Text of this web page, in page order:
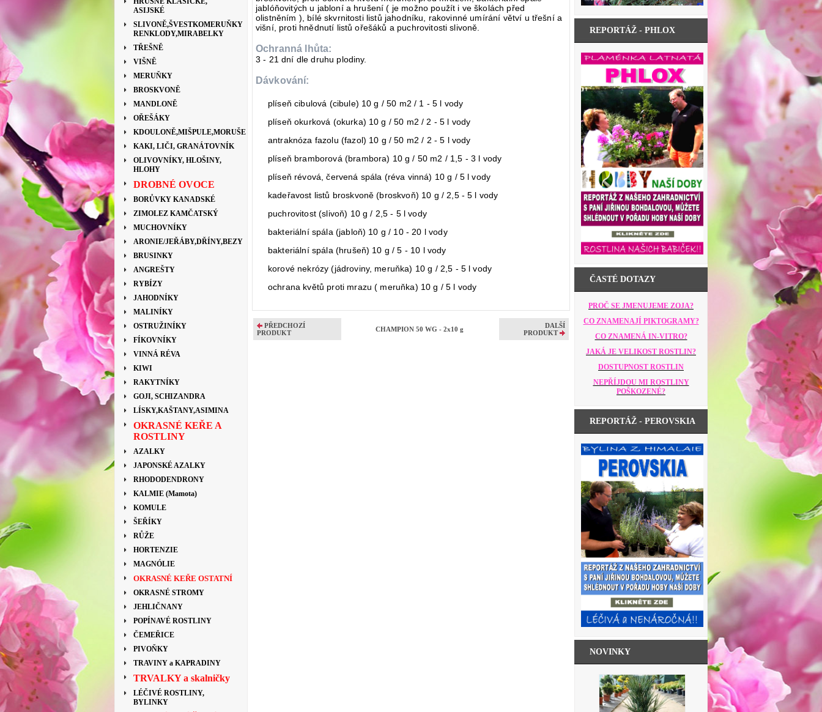
ASIJSKÉ
SLIVONĚ,ŠVESTKOMERUŇKY
RENKLODY,MIRABELKY
TŘEŠNĚ
VIŠNĚ
MERUŇKY
BROSKVONĚ
MANDLONĚ
OŘEŠÁKY
KDOULONĚ,MIŠPULE,MORUŠE
KAKI, LIČI, GRANÁTOVNÍK
OLIVOVNÍKY, HLOŠINY,
HLOHY
DROBNÉ OVOCE
BORŮVKY KANADSKÉ
ZIMOLEZ KAMČATSKÝ
MUCHOVNÍKY
ARONIE/JEŘÁBY,DŘÍNY,BEZY
BRUSINKY
ANGREŠTY
RYBÍZY
JAHODNÍKY
MALINÍKY
OSTRUŽINÍKY
FÍKOVNÍKY
VINNÁ RÉVA
KIWI
RAKYTNÍKY
GOJI, SCHIZANDRA
LÍSKY,KAŠTANY,ASIMINA
OKRASNÉ KEŘE A
ROSTLINY
AZALKY
JAPONSKÉ AZALKY
RHODODENDRONY
KALMIE (Mamota)
KOMULE
ŠEŘÍKY
RŮŽE
HORTENZIE
MAGNÓLIE
OKRASNÉ KEŘE OSTATNÍ
OKRASNÉ STROMY
JEHLIČNANY
POPÍNAVÉ ROSTLINY
ČEMEŘICE
PIVOŇKY
TRAVINY a KAPRADINY
TRVALKY a skalničky
LÉČIVÉ ROSTLINY,
BYLINKY
jablóňovitých u jabloní a hrušení ( je možno použít i ve školách před
olistněním ), bílé skvrnitosti listů jahodníku, rakovinné umírání větví u třešní a
višní, proti hnědnutí listů ořešáků a puchrovitosti slivoně.
Ochranná lhůta:
3 - 21 dní dle druhu plodiny.
Dávkování:
plíseň cibulová (cibule) 10 g / 50 m2 / 1 - 5 l vody
plíseň okurková (okurka) 10 g / 50 m2 / 2 - 5 l vody
antraknóza fazolu (fazol) 10 g / 50 m2 / 2 - 5 l vody
plíseň bramborová (brambora) 10 g / 50 m2 / 1,5 - 3 l vody
plíseň révová, červená spála (réva vinná) 10 g / 5 l vody
kadeřavost listů broskvoně (broskvoň) 10 g / 2,5 - 5 l vody
puchrovitost (slivoň) 10 g / 2,5 - 5 l vody
bakteriální spála (jabloň) 10 g / 10 - 20 l vody
bakteriální spála (hrušeň) 10 g / 5 - 10 l vody
korové nekrózy (jádroviny, meruňka) 10 g / 2,5 - 5 l vody
ochrana květů proti mrazu ( meruňka) 10 g / 5 l vody
PŘEDCHOZÍ
PRODUKT
CHAMPION 50 WG - 2x10 g
DALŠÍ
PRODUKT
REPORTÁŽ - PHLOX
ČASTÉ DOTAZY
PROČ SE JMENUJEME ZOJA?
CO ZNAMENAJÍ PIKTOGRAMY?
CO ZNAMENÁ IN-VITRO?
JAKÁ JE VELIKOST ROSTLIN?
DOSTUPNOST ROSTLIN
NEPŘÍJDOU MI ROSTLINY
POŠKOZENÉ?
REPORTÁŽ - PEROVSKIA
NOVINKY